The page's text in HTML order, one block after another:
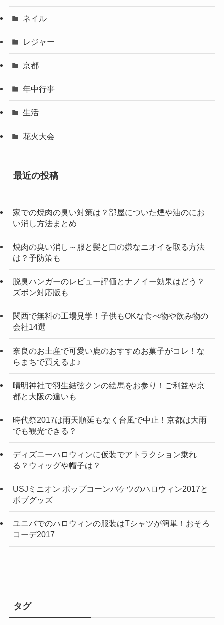
ネイル
レジャー
京都
年中行事
生活
花火大会
最近の投稿
家での焼肉の臭い対策は？部屋についた煙や油のにお
い消し方法まとめ
焼肉の臭い消し～服と髪と口の嫌なニオイを取る方法
は？予防策も
脱臭ハンガーのレビュー評価とナノイー効果はどう？
ズボン対応版も
関西で無料の工場見学！子供もOKな食べ物や飲み物の
会社14選
奈良のお土産で可愛い鹿のおすすめお菓子がコレ！な
らまちで買えるよ♪
晴明神社で羽生結弦クンの絵馬をお参り！ご利益や京
都と大阪の違いも
時代祭2017は雨天順延もなく台風で中止！京都は大雨
でも観光できる？
ディズニーハロウィンに仮装でアトラクション乗れ
る？ウィッグや帽子は？
USJミニオン ポップコーンバケツのハロウィン2017と
ボブグッズ
ユニバでのハロウィンの服装はTシャツが簡単！おそろ
コーデ2017
タグ